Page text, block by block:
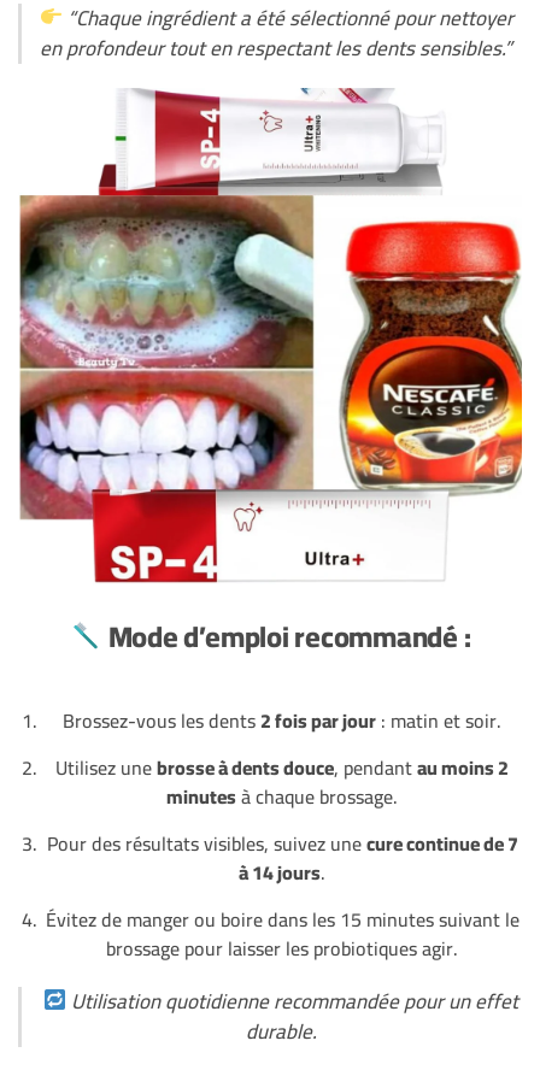
“Chaque ingrédient a été sélectionné pour nettoyer
en profondeur tout en respectant les dents sensibles.”
Mode d’emploi recommandé :
Brossez-vous les dents2 fois par jour: matin et soir.
Utilisez unebrosse à dents douce, pendantau moins 2
minutesà chaque brossage.
Pour des résultats visibles, suivez unecure continue de 7
à 14 jours.
Évitez de manger ou boire dans les 15 minutes suivant le
brossage pour laisser les probiotiques agir.
Utilisation quotidienne recommandée pour un effet
durable.